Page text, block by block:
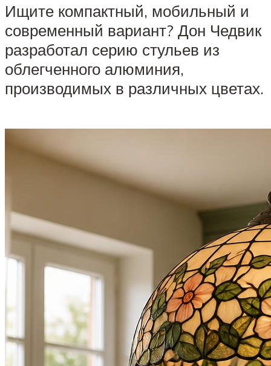
Ищите компактный, мобильный и
современный вариант? Дон Чедвик
разработал серию стульев из
облегченного алюминия,
производимых в различных цветах.